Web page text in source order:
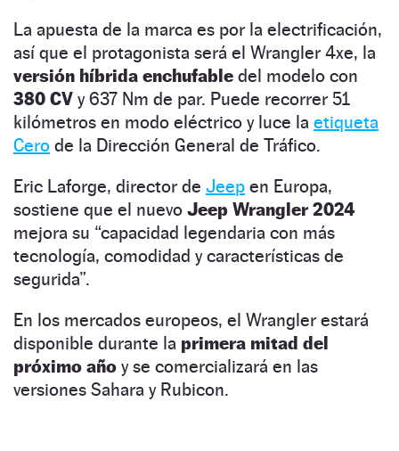
La apuesta de la marca es por la electrificación,
así que el protagonista será el Wrangler 4xe, la
versión híbrida enchufable del modelo con
380 CV y 637 Nm de par. Puede recorrer 51
kilómetros en modo eléctrico y luce la etiqueta
Cero de la Dirección General de Tráfico.
Eric Laforge, director de Jeep en Europa,
sostiene que el nuevo Jeep Wrangler 2024
mejora su “capacidad legendaria con más
tecnología, comodidad y características de
segurida”.
En los mercados europeos, el Wrangler estará
disponible durante la primera mitad del
próximo año y se comercializará en las
versiones Sahara y Rubicon.